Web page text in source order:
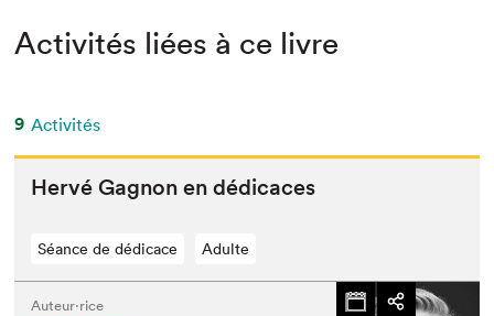
Activités liées à ce livre
9 Activités
Hervé Gagnon en dédicaces
Séance de dédicace Adulte
Auteur·rice